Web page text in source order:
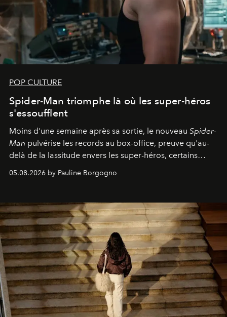
POP CULTURE
Spider-Man triomphe là où les super-héros
s'essoufflent
Moins d'une semaine après sa sortie, le nouveau Spider-
Man pulvérise les records au box-office, preuve qu'au-
delà de la lassitude envers les super-héros, certains
05.08.2026 by Pauline Borgogno